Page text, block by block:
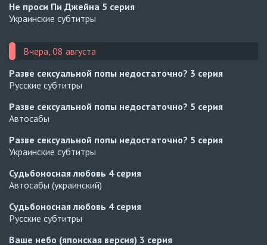
Не проси Пи Джейна 5 серия
Украинские субтитры
Вчера, 08 августа
Разве сексуальной попы недостаточно? 3 серия
Русские субтитры
Разве сексуальной попы недостаточно? 5 серия
Автосабы
Разве сексуальной попы недостаточно? 5 серия
Украинские субтитры
Судьбоносная любовь 4 серия
Автосабы (украинский)
Судьбоносная любовь 4 серия
Русские субтитры
Ваше небо (японская версия) 3 серия